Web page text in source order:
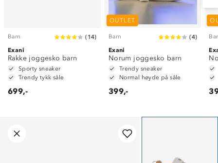
Barn ( 14)
Exani
Rakke joggesko barn
Sporty sneaker
Trendy tykk såle
699,-
OUTLET
Barn (4)
Exani
Norum joggesko barn
Trendy sneaker
Normal høyde på såle
399,-